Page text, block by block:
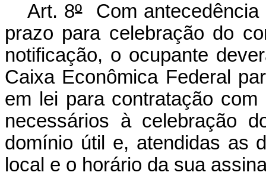
Art. 8ºCom antecedência
prazo para celebração do
notificação, o ocupante
Caixa Econômica Federal
em lei para contratação
necessários à celebração
domínio útil e, atendidas as
local e o horário da sua